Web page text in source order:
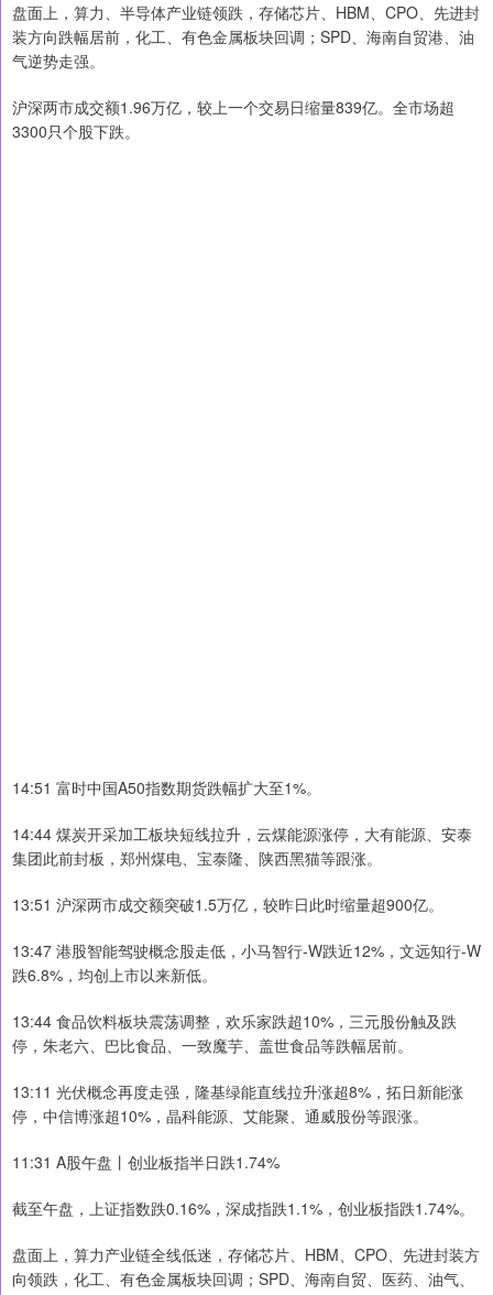
盘面上，算力、半导体产业链领跌，存储芯片、HBM、CPO、先进封
装方向跌幅居前，化工、有色金属板块回调；SPD、海南自贸港、油
气逆势走强。
沪深两市成交额1.96万亿，较上一个交易日缩量839亿。全市场超
3300只个股下跌。
14:51 富时中国A50指数期货跌幅扩大至1%。
14:44 煤炭开采加工板块短线拉升，云煤能源涨停，大有能源、安泰
集团此前封板，郑州煤电、宝泰隆、陕西黑猫等跟涨。
13:51 沪深两市成交额突破1.5万亿，较昨日此时缩量超900亿。
13:47 港股智能驾驶概念股走低，小马智行-W跌近12%，文远知行-W
跌6.8%，均创上市以来新低。
13:44 食品饮料板块震荡调整，欢乐家跌超10%，三元股份触及跌
停，朱老六、巴比食品、一致魔芋、盖世食品等跌幅居前。
13:11 光伏概念再度走强，隆基绿能直线拉升涨超8%，拓日新能涨
停，中信博涨超10%，晶科能源、艾能聚、通威股份等跟涨。
11:31 A股午盘丨创业板指半日跌1.74%
截至午盘，上证指数跌0.16%，深成指跌1.1%，创业板指跌1.74%。
盘面上，算力产业链全线低迷，存储芯片、HBM、CPO、先进封装方
向领跌，化工、有色金属板块回调；SPD、海南自贸、医药、油气、